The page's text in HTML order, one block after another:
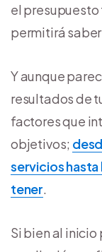
el
permitirá
Y aunque
resultados de
factores que
objetivos;
servicios
tener.
Si bien al